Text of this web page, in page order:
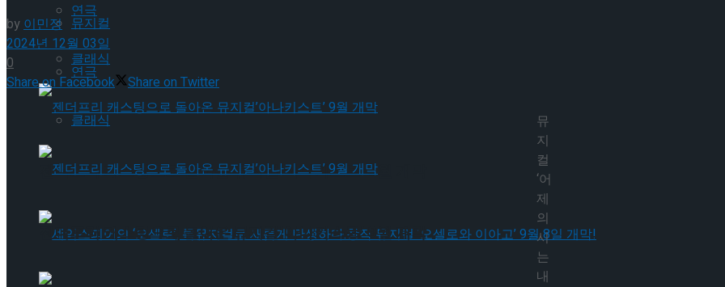
연극
클래식
젠더프리 캐스팅으로 돌아온 뮤지컬’아나키스트’ 9월 개막
뮤지컬
연극
클래식
젠더프리 캐스팅으로 돌아온 뮤지컬’아나키스트’ 9월 개막
by이민정
2024년 12월 03일
0
Share on Facebook
Share on Twitter
뮤
지
컬
‘어
제
의
시
는
내